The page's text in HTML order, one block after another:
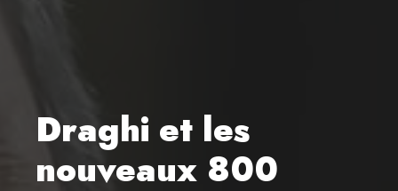
Draghi et les
nouveaux 800